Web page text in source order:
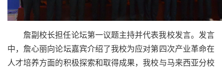
詹副校长担任论坛第一议题主持并代表我校发言。发言
中，詹心丽向论坛嘉宾介绍了我校为应对第四次产业革命在
人才培养方面的积极探索和取得成果，我校与马来西亚分校